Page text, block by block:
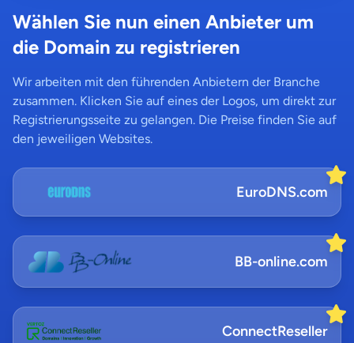
Wählen Sie nun einen Anbieter um
die Domain zu registrieren
Wir arbeiten mit den führenden Anbietern der Branche
zusammen. Klicken Sie auf eines der Logos, um direkt zur
Registrierungsseite zu gelangen. Die Preise finden Sie auf
den jeweiligen Websites.
EuroDNS.com
BB-online.com
ConnectReseller